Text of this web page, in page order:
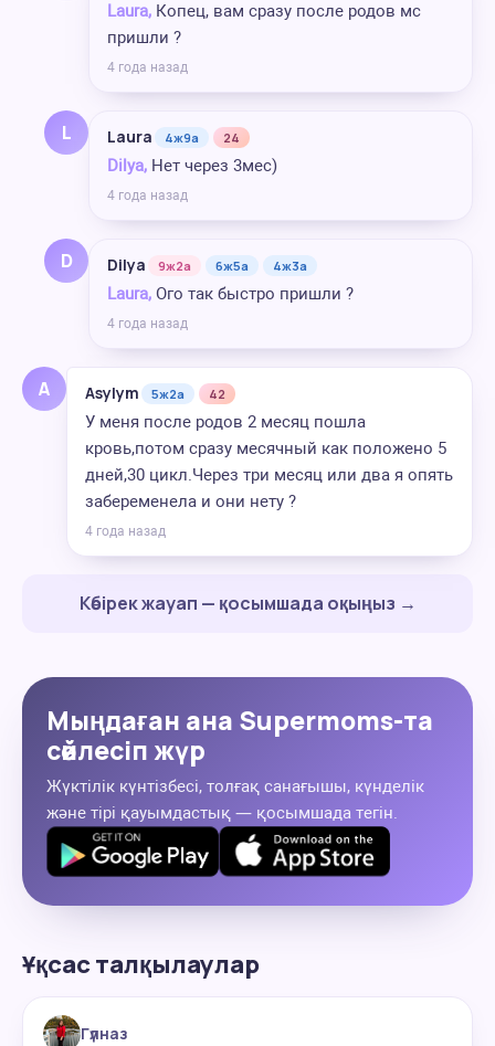
Laura, Копец, вам сразу после родов мс
пришли ?
4 года назад
L Laura 4ж9а 24
Dilya, Нет через 3мес)
4 года назад
D Dilya 9ж2а 6ж5а 4ж3а
Laura, Ого так быстро пришли ?
4 года назад
A Asylym 5ж2а 42
У меня после родов 2 месяц пошла
кровь,потом сразу месячный как положено 5
дней,30 цикл.Через три месяц или два я опять
забеременела и они нету ?
4 года назад
Көбірек жауап — қосымшада оқыңыз →
Мыңдаған ана Supermoms-та
сөйлесіп жүр
Жүктілік күнтізбесі, толғақ санағышы, күнделік
және тірі қауымдастық — қосымшада тегін.
Ұқсас талқылаулар
Гүлназ